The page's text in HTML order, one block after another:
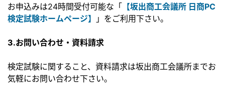
お申込みは24時間受付可能な「 【坂出商工会議所 日商PC
検定試験ホームページ】
」をご利用下さい。
3.お問い合わせ・資料請求
検定試験に関すること、資料請求は坂出商工会議所までお
気軽にお問い合わせ下さい。